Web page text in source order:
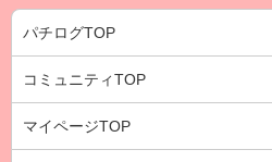
パチログTOP
コミュニティTOP
マイページTOP